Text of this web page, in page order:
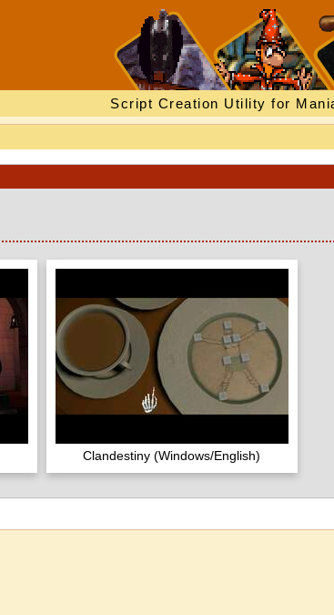
Script Creation Utility for
Clandestiny (Windows/English)